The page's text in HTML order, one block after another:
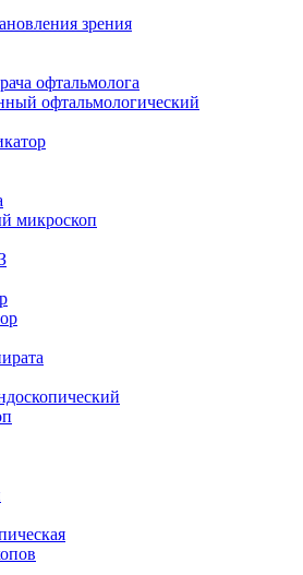
зрения
офтальмолога
офтальмологический
микроскоп